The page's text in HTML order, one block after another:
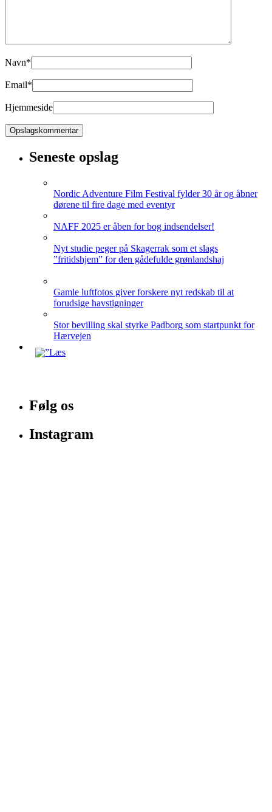
Navn*
Email*
Hjemmeside
Seneste opslag
Nordic Adventure Film Festival fylder 30 år og åbner
dørene til fire dage med eventyr
NAFF 2025 er åben for bog indsendelser!
Nyt studie peger på Skagerrak som et slags
”fritidshjem” for den gådefulde grønlandshaj
Gamle luftfotos giver forskere nyt redskab til at
forudsige havstigninger
Stor bevilling skal styrke Padborg som startpunkt for
Hærvejen
Følg os
Instagram